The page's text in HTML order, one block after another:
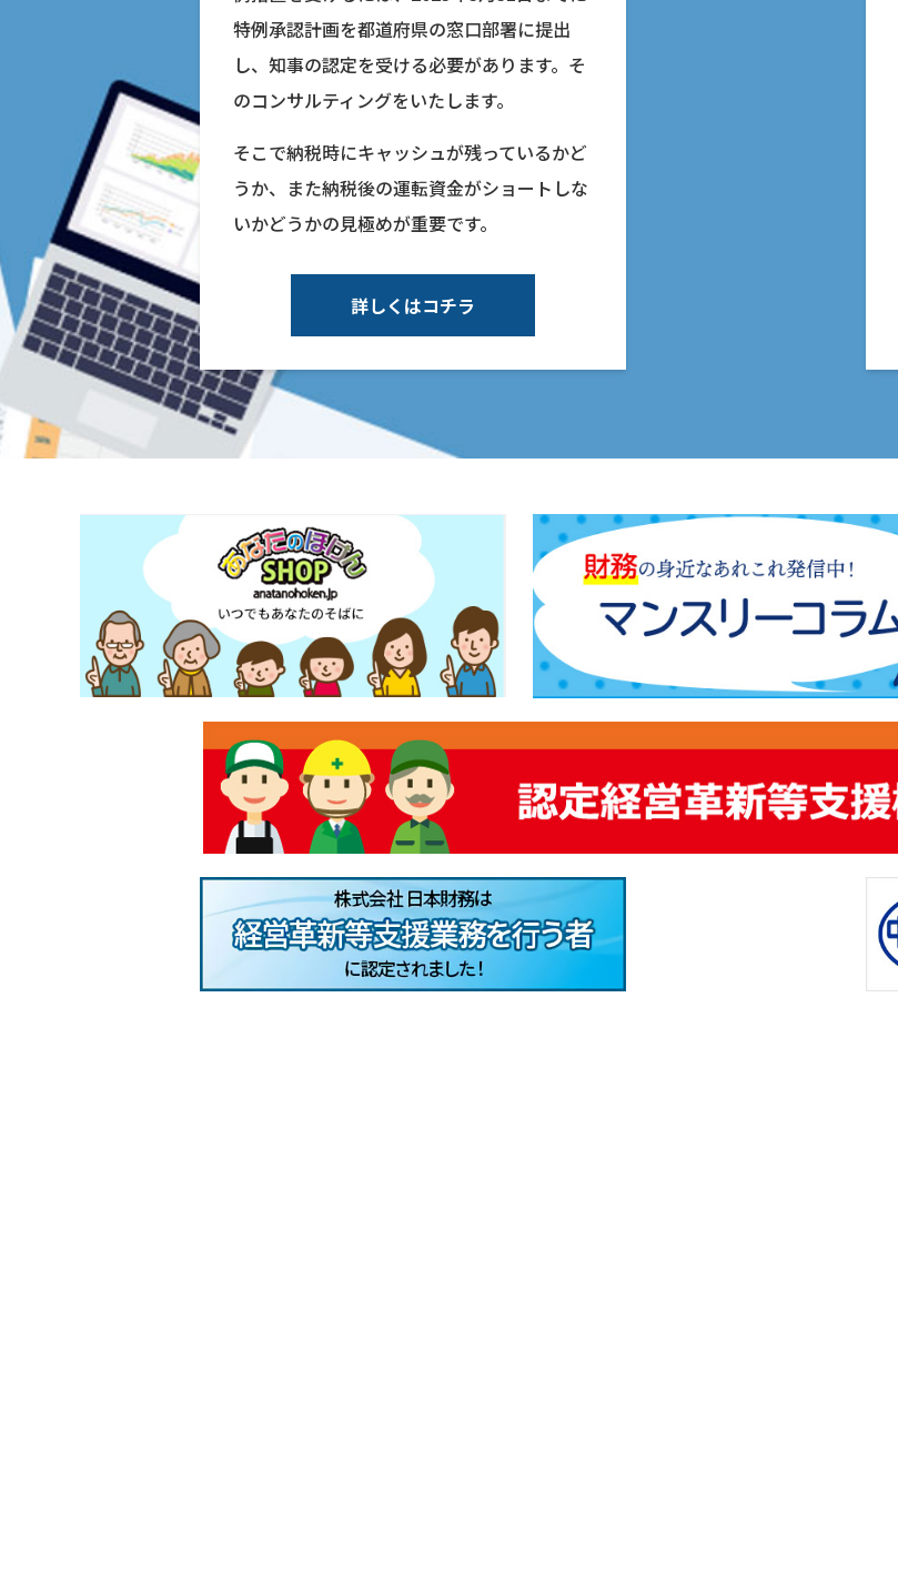
特例承認計画を都道府県の窓口部署に提出
し、知事の認定を受ける必要があります。そ
のコンサルティングをいたします。
そこで納税時にキャッシュが残っているかど
うか、また納税後の運転資金がショートしな
いかどうかの見極めが重要です。
詳しくはコチラ